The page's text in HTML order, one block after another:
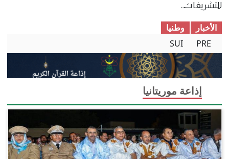
للتشريفات.
الأخبار
وطنیا
PRE
SUI
إذاعة موريتانيا